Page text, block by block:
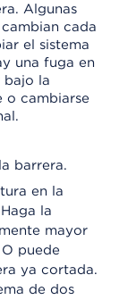
Algunas
cada
el sistema
una fuga en
bajo la
o cambiarse
barrera.
en la
la
mayor
puede
ya cortada.
de dos